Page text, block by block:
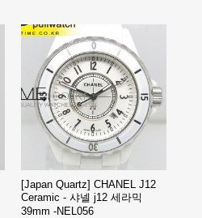
[Japan Quartz] CHANEL J12
Ceramic - 샤넬 j12 세라믹
39mm -NEL056